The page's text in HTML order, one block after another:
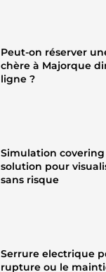
Peut-on réserver
chère à Majorque
ligne ?
Simulation covering
solution pour
sans risque
Serrure electrique
rupture ou le